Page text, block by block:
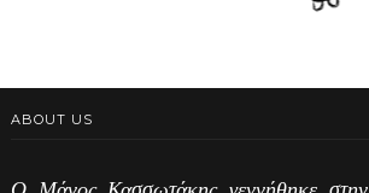
ABOUT US